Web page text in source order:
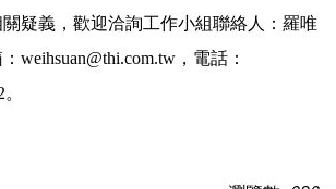
疑義，歡迎洽詢工作小組聯絡人：羅唯
weihsuan@thi.com.tw，電話：